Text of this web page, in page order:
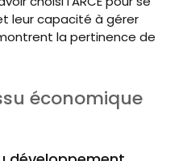
leur capacité à gérer
la pertinence de
économique